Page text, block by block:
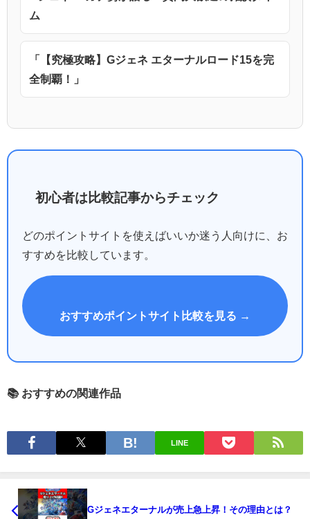
ム
「【究極攻略】Gジェネ エターナルロード15を完
全制覇！」
初心者は比較記事からチェック
どのポイントサイトを使えばいいか迷う人向けに、お
すすめを比較しています。
おすすめポイントサイト比較を見る →
📚 おすすめの関連作品
LINE
Gジェネエターナルが売上急上昇！その理由とは？